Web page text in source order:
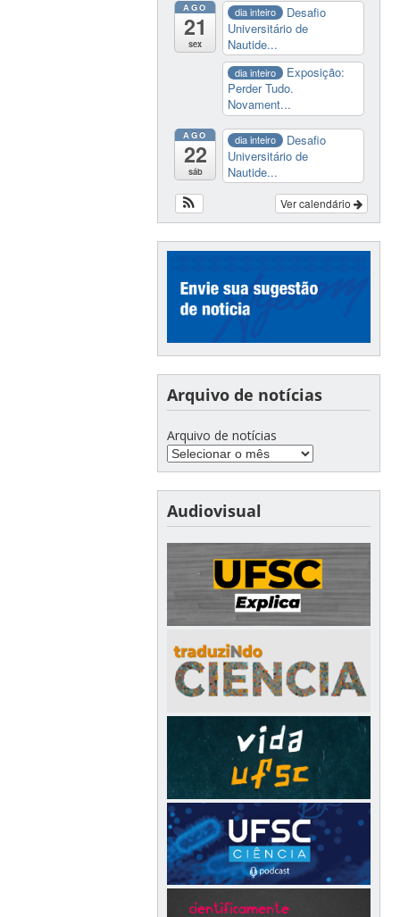
AGO
21
sex
dia inteiro
Desafio
Universitário de
Nautide...
dia inteiro
Exposição:
Perder Tudo.
Novament...
AGO
22
sáb
dia inteiro
Desafio
Universitário de
Nautide...
Ver calendário
Arquivo de notícias
Arquivo de notícias
Audiovisual